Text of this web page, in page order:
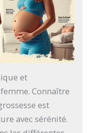
et
Connaître
est
avec sérénité.